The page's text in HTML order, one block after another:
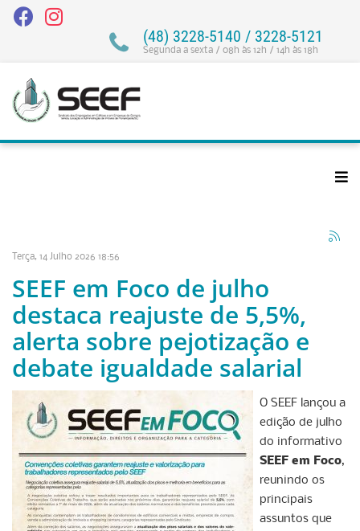
(48) 3228-5140 / 3228-5121
Segunda a sexta / 08h às 12h / 14h às 18h
Terça, 14 Julho 2026 18:56
SEEF em Foco de julho
destaca reajuste de 5,5%,
alerta sobre pejotização e
debate igualdade salarial
O SEEF lançou a
edição de julho
do informativo
SEEF em Foco,
reunindo os
principais
assuntos que